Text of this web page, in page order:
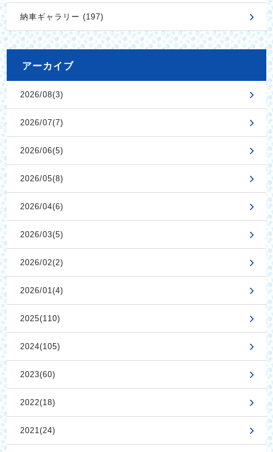
納車ギャラリー (197)
アーカイブ
2026/08(3)
2026/07(7)
2026/06(5)
2026/05(8)
2026/04(6)
2026/03(5)
2026/02(2)
2026/01(4)
2025(110)
2024(105)
2023(60)
2022(18)
2021(24)